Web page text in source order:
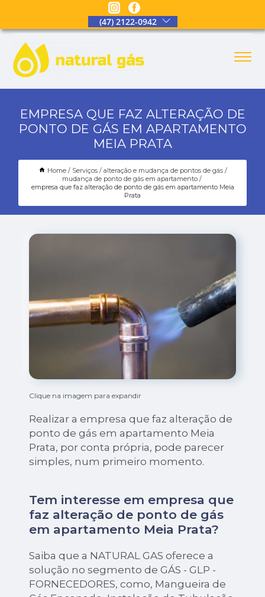
(47) 2122-0942
EMPRESA QUE FAZ ALTERAÇÃO DE
PONTO DE GÁS EM APARTAMENTO
MEIA PRATA
Home Serviços
alteração e mudança de pontos de gás
mudança de ponto de gás em apartamento
empresa que faz alteração de ponto de gás em apartamento Meia
Prata
Clique na imagem para expandir
Realizar a empresa que faz alteração de
ponto de gás em apartamento Meia
Prata, por conta própria, pode parecer
simples, num primeiro momento.
Tem interesse em empresa que
faz alteração de ponto de gás
em apartamento Meia Prata?
Saiba que a NATURAL GAS oferece a
solução no segmento de GÁS - GLP -
FORNECEDORES, como, Mangueira de